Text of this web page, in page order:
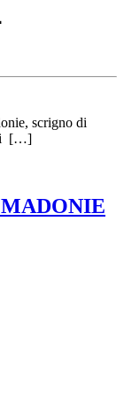
scrigno di
[…]